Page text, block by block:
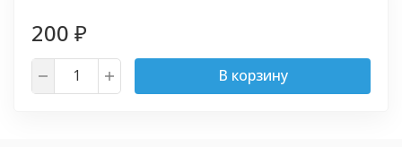
200 ₽
В корзину